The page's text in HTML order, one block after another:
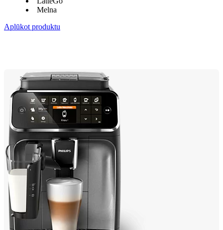
Melna
Aplūkot produktu